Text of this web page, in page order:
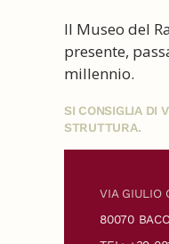
Il Museo del
presente,
millennio.
SI CONSIGLIA DI
STRUTTURA.
VIA GIULIO
80070